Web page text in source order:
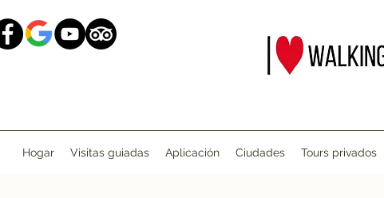
Hogar Visitas guiadas Aplicación Ciudades Tours privados